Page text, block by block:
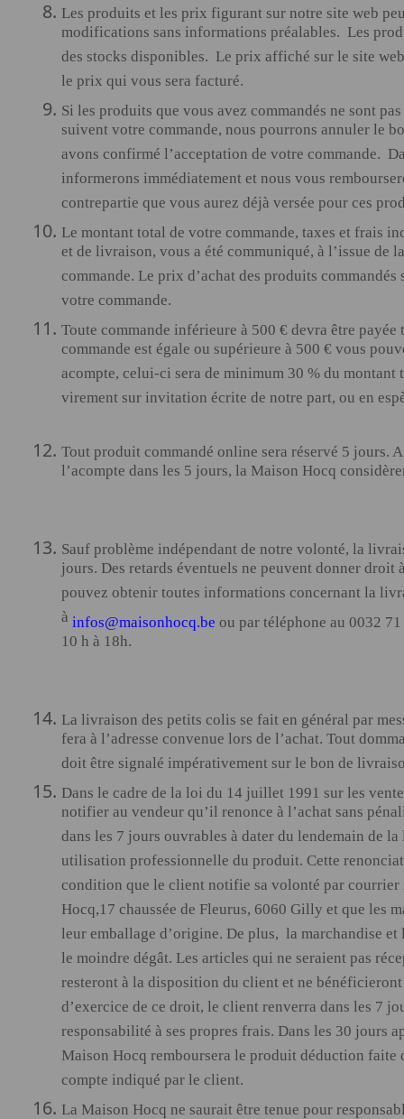
Les produits et les prix figurant sur notre site web
modifications sans informations préalables. Les
des stocks disponibles. Le prix affiché sur le site
le prix qui vous sera facturé.
Si les produits que vous avez commandés ne sont
suivent votre commande, nous pourrons annuler le
avons confirmé l’acceptation de votre commande.
informerons immédiatement et nous vous
contrepartie que vous aurez déjà versée pour ces
Le montant total de votre commande, taxes et frais
et de livraison, vous a été communiqué, à l’issue de
commande. Le prix d’achat des produits
votre commande.
Toute commande inférieure à 500 € devra être
commande est égale ou supérieure à 500 € vous
acompte, celui-ci sera de minimum 30 % du montant
virement sur invitation écrite de notre part, ou en
Tout produit commandé online sera réservé 5 jours.
l’acompte dans les 5 jours, la Maison Hocq
Sauf problème indépendant de notre volonté, la
jours. Des retards éventuels ne peuvent donner droit
pouvez obtenir toutes informations concernant la
à infos@maisonhocq.be ou par téléphone au 0032
10 h à 18h.
La livraison des petits colis se fait en général par
fera à l’adresse convenue lors de l’achat. Tout
doit être signalé impérativement sur le bon de
Dans le cadre de la loi du 14 juillet 1991 sur les
notifier au vendeur qu’il renonce à l’achat sans
dans les 7 jours ouvrables à dater du lendemain de
utilisation professionnelle du produit. Cette
condition que le client notifie sa volonté par courrier
Hocq,17 chaussée de Fleurus, 6060 Gilly et que les
leur emballage d’origine. De plus, la marchandise
le moindre dégât. Les articles qui ne seraient pas
resteront à la disposition du client et ne
d’exercice de ce droit, le client renverra dans les 7
responsabilité à ses propres frais. Dans les 30 jours
Maison Hocq remboursera le produit déduction faite
compte indiqué par le client.
La Maison Hocq ne saurait être tenue pour